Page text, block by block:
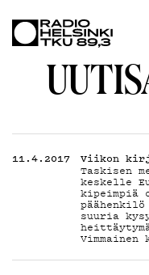
11.4.2017 Viikon
Taskisen
keskelle
kipeimpiä
suuria